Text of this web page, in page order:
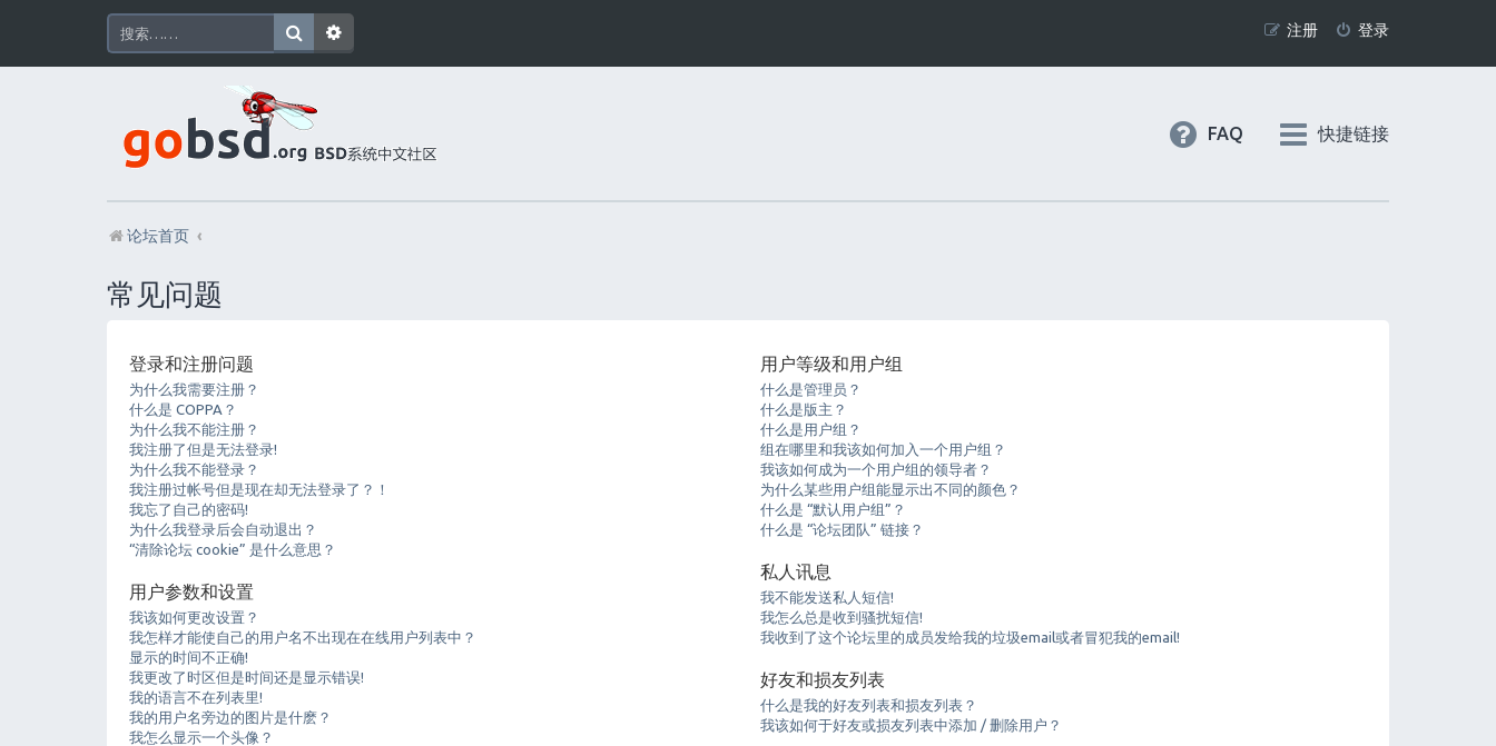
登录
注册
快捷链接
FAQ
论坛首页
常见问题
登录和注册问题
为什么我需要注册？
什么是 COPPA？
为什么我不能注册？
我注册了但是无法登录!
为什么我不能登录？
我注册过帐号但是现在却无法登录了？！
我忘了自己的密码!
为什么我登录后会自动退出？
“清除论坛 cookie” 是什么意思？
用户参数和设置
我该如何更改设置？
我怎样才能使自己的用户名不出现在在线用户列表中？
显示的时间不正确!
我更改了时区但是时间还是显示错误!
我的语言不在列表里!
我的用户名旁边的图片是什麽？
我怎么显示一个头像？
用户等级和用户组
什么是管理员？
什么是版主？
什么是用户组？
组在哪里和我该如何加入一个用户组？
我该如何成为一个用户组的领导者？
为什么某些用户组能显示出不同的颜色？
什么是 “默认用户组”？
什么是 “论坛团队” 链接？
私人讯息
我不能发送私人短信!
我怎么总是收到骚扰短信!
我收到了这个论坛里的成员发给我的垃圾email或者冒犯我的email!
好友和损友列表
什么是我的好友列表和损友列表？
我该如何于好友或损友列表中添加 / 删除用户？